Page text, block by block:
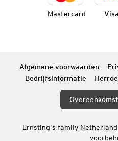
Mastercard Visa
Algemene voorwaarden
Bedrijfsinformatie
Ernsting's family